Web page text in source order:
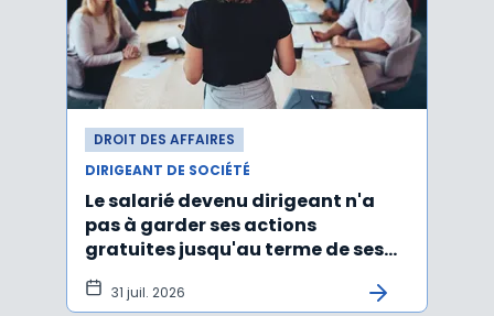
DROIT DES AFFAIRES
DIRIGEANT DE SOCIÉTÉ
Le salarié devenu dirigeant n'a
pas à garder ses actions
gratuites jusqu'au terme de ses
fonctions
31 juil. 2026